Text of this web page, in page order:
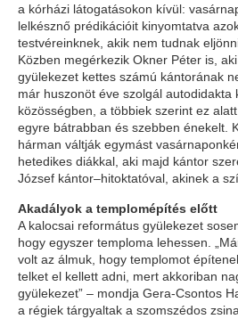
a kórházi látogatásokon kívül:
lelkésznő prédikációit kinyomtatva
testvéreinknek, akik nem tudnak
Közben megérkezik Okner Péter is,
gyülekezet kettes számú kántorának
már huszonöt éve szolgál autodidakta
közösségben, a többiek szerint ez
egyre bátrabban és szebben énekelt.
hárman váltják egymást
hetedikes diákkal, aki majd kántor
József kántor–hitoktatóval, akinek a
Akadályok a templomépítés előtt
A kalocsai református gyülekezet
hogy egyszer temploma lehessen.
volt az álmuk, hogy templomot
telket el kellett adni, mert akkoriban
gyülekezet” – mondja Gera-Csontos
a régiek tárgyaltak a szomszédos